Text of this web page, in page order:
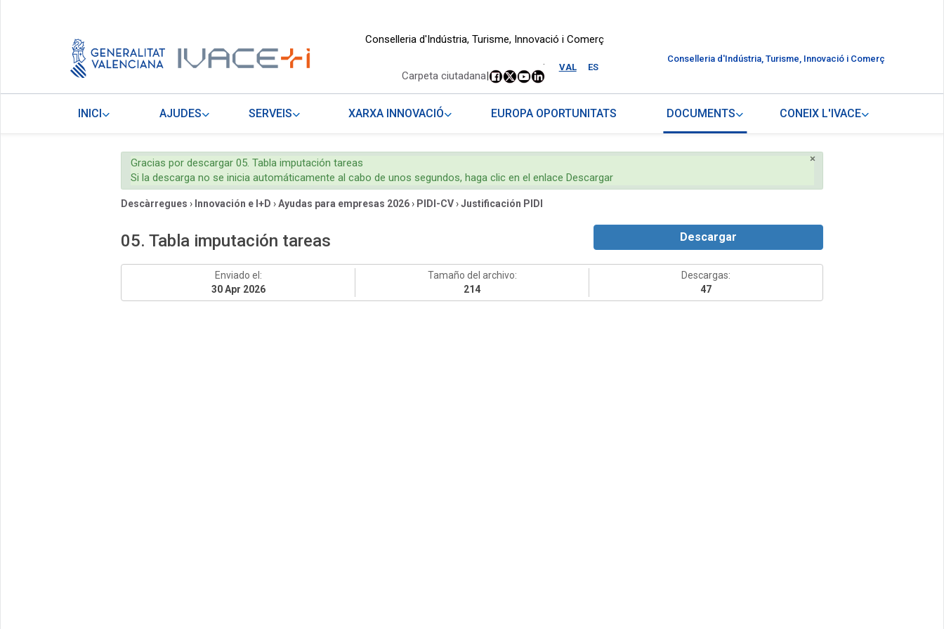
Conselleria d'Indústria, Turisme, Innovació i Comerç
VAL ES
.
Carpeta ciutadana|
Conselleria d'Indústria, Turisme, Innovació i Comerç
INICI AJUDES SERVEIS XARXA INNOVACIÓ EUROPA OPORTUNITATS DOCUMENTS CONEIX L'IVACE
×
Gracias por descargar 05. Tabla imputación tareas
Si la descarga no se inicia automáticamente al cabo de unos segundos, haga clic en el enlace Descargar
Descàrregues › Innovación e I+D ›Ayudas para empresas 2026› PIDI-CV›Justificación PIDI
05. Tabla imputación tareas Descargar
Enviado el:
30 Apr 2026
Tamaño del archivo:
214
Descargas:
47